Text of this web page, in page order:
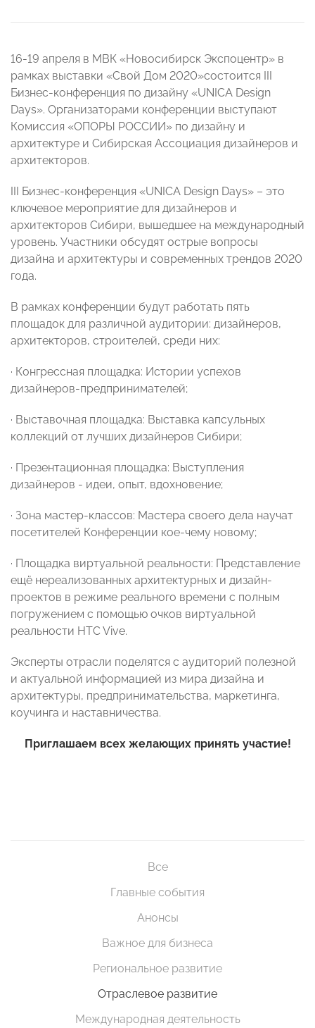
16-19 апреля в МВК «Новосибирск Экспоцентр» в
рамках выставки «Свой Дом 2020»состоится III
Бизнес-конференция по дизайну «UNICA Design
Days». Организаторами конференции выступают
Комиссия «ОПОРЫ РОССИИ» по дизайну и
архитектуре и Сибирская Ассоциация дизайнеров и
архитекторов.
Бизнес-конференция «UNICA Design Days» – это
ключевое мероприятие для дизайнеров и
архитекторов Сибири, вышедшее на международный
уровень. Участники обсудят острые вопросы
дизайна и архитектуры и современных трендов 2020
года.
В рамках конференции будут работать пять
площадок для различной аудитории: дизайнеров,
архитекторов, строителей, среди них:
· Конгрессная площадка: Истории успехов
дизайнеров-предпринимателей;
· Выставочная площадка: Выставка капсульных
коллекций от лучших дизайнеров Сибири;
· Презентационная площадка: Выступления
дизайнеров - идеи, опыт, вдохновение;
· Зона мастер-классов: Мастера своего дела научат
посетителей Конференции кое-чему новому;
· Площадка виртуальной реальности: Представление
ещё нереализованных архитектурных и дизайн-
проектов в режиме реального времени с полным
погружением с помощью очков виртуальной
реальности HTC Vive.
Эксперты отрасли поделятся с аудиторий полезной
и актуальной информацией из мира дизайна и
архитектуры, предпринимательства, маркетинга,
коучинга и наставничества.
Приглашаем всех желающих принять участие!
Все
Главные события
Анонсы
Важное для бизнеса
Региональное развитие
Отраслевое развитие
Международная деятельность